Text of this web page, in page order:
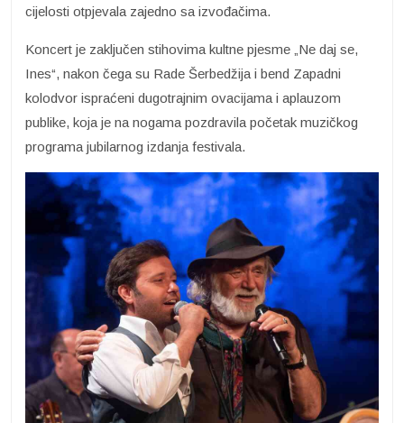
cijelosti otpjevala zajedno sa izvođačima.
Koncert je zaključen stihovima kultne pjesme „Ne daj se,
Ines“, nakon čega su Rade Šerbedžija i bend Zapadni
kolodvor ispraćeni dugotrajnim ovacijama i aplauzom
publike, koja je na nogama pozdravila početak muzičkog
programa jubilarnog izdanja festivala.